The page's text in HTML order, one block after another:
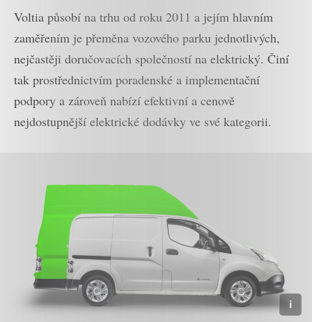
Voltia působí na trhu od roku 2011 a jejím hlavním
zaměřením je přeměna vozového parku jednotlivých,
nejčastěji doručovacích společností na elektrický. Činí
tak prostřednictvím poradenské a implementační
podpory a zároveň nabízí efektivní a cenově
nejdostupnější elektrické dodávky ve své kategorii.